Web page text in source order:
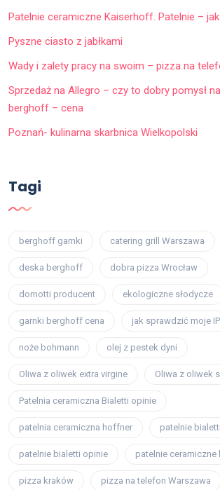
Patelnie ceramiczne Kaiserhoff. Patelnie –
Pyszne ciasto z jabłkami
Wady i zalety pracy na swoim – pizza na
Sprzedaż na Allegro – czy to dobry pomysł
berghoff – cena
Poznań- kulinarna skarbnica Wielkopolski
Tagi
berghoff garnki catering grill Warszawa
deska berghoff dobra pizza Wrocław
domotti producent ekologiczne słodycze
garnki berghoff cena jak sprawdzić moje IP
noże bohmann olej z pestek dyni
Oliwa z oliwek extra virgine Oliwa z oliwek
Patelnia ceramiczna Bialetti opinie
patelnia ceramiczna hoffner patelnie
patelnie bialetti opinie patelnie
pizza kraków pizza na telefon Warszawa